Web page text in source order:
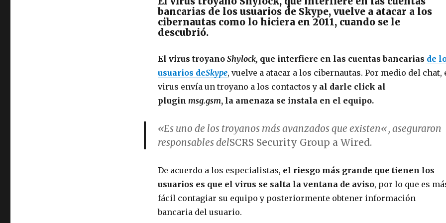
bancarias de los usuarios de Skype, vuelve a atacar a los
cibernautas como lo hiciera en 2011, cuando se le
descubrió.
El virus troyano Shylock, que interfiere en las cuentas bancarias de
usuarios deSkype, vuelve a atacar a los cibernautas. Por medio del chat,
virus envía un troyano a los contactos yal darle click al
plugin msg.gsm, la amenaza se instala en el equipo.
«Es uno de los troyanos más avanzados que existen«, aseguraron
responsables delSCRS Security Group a Wired.
De acuerdo a los especialistas, el riesgo más grande que tienen los
usuarios es que el virus se salta la ventana de aviso, por lo que es
fácil contagiar su equipo y posteriormente obtener información
bancaria del usuario.